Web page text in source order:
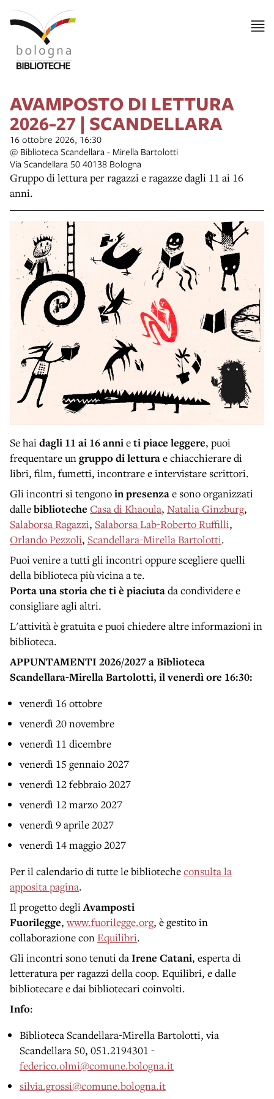
item 2 of 3
AVAMPOSTO DI LETTURA
2026-27 | SCANDELLARA
16 ottobre 2026, 16:30
@ Biblioteca Scandellara - Mirella Bartolotti
Via Scandellara 50 40138 Bologna
Gruppo di lettura per ragazzi e ragazze dagli 11 ai 16
anni.
Se haidagli 11 ai 16 annieti piace leggere, puoi
frequentare ungruppo di letturae chiacchierare di
libri, film, fumetti, incontrare e intervistare scrittori.
Gli incontri si tengonoin presenzae sono organizzati
dallebiblioteche Casa di Khaoula, Natalia Ginzburg,
Salaborsa Ragazzi, Salaborsa Lab-Roberto Ruffilli,
Orlando Pezzoli, Scandellara-MirellaBartolotti.
Puoi venire a tutti gli incontri oppure scegliere quelli
della biblioteca più vicina a te.
Porta una storia che ti è piaciutada condividere e
consigliare agli altri.
L'attività è gratuita e puoi chiedere altre informazioni in
biblioteca.
APPUNTAMENTI 2026/2027 a Biblioteca
Scandellara-Mirella Bartolotti, il venerdì ore 16:30:
venerdì 16 ottobre
venerdì 20 novembre
venerdì 11 dicembre
venerdì 15 gennaio 2027
venerdì 12 febbraio 2027
venerdì 12 marzo 2027
venerdì 9 aprile 2027
venerdì 14 maggio 2027
Per il calendario di tutte le bibliotecheconsulta la
apposita pagina.
Il progetto degliAvamposti
Fuorilegge,www.fuorilegge.org, è gestito in
collaborazione conEquilibri.
Gli incontri sono tenuti daIrene Catani, esperta di
letteratura per ragazzi della coop. Equilibri, e dalle
bibliotecare e dai bibliotecari coinvolti.
Info:
Biblioteca Scandellara-Mirella Bartolotti, via
Scandellara 50, 051.2194301 -
federico.olmi@comune.bologna.it
silvia.grossi@comune.bologna.it